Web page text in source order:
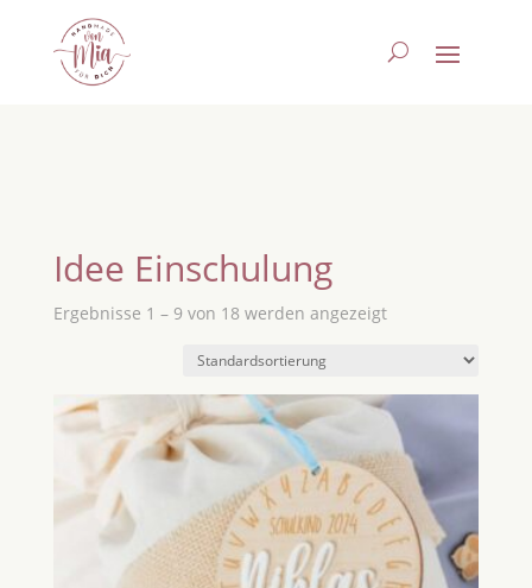
Idee Einschulung
Ergebnisse 1 – 9 von 18 werden angezeigt